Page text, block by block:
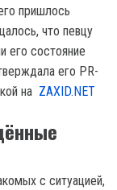
пришлось
что певцу
его состояние
его PR-
на ZAXID.NET
с ситуацией,